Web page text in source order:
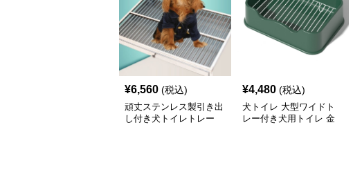
¥6,560 (税込)
頑丈ステンレス製引き出
し付き犬トイレトレー
¥4,480 (税込)
犬トイレ 大型ワイドト
レー付き犬用トイレ 金